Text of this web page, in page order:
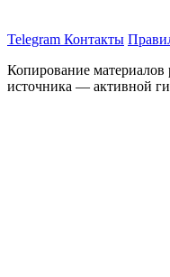
Telegram Контакты
Копирование материалов
источника — активной